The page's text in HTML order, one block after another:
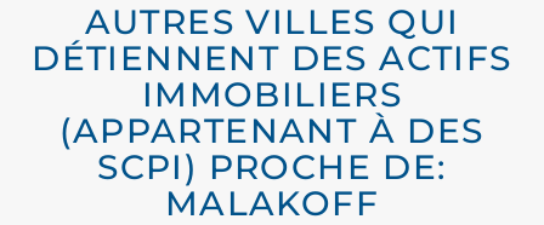
AUTRES VILLES QUI
DÉTIENNENT DES ACTIFS
IMMOBILIERS
(APPARTENANT À DES
SCPI) PROCHE DE:
MALAKOFF